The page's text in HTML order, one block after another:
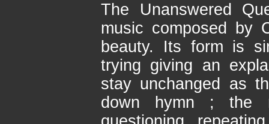
The Unanswered
music composed by
beauty. Its form is
trying giving an
stay unchanged as
down hymn ; the